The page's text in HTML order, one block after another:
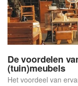
De voordelen
(tuin)meubels
Het voordeel van